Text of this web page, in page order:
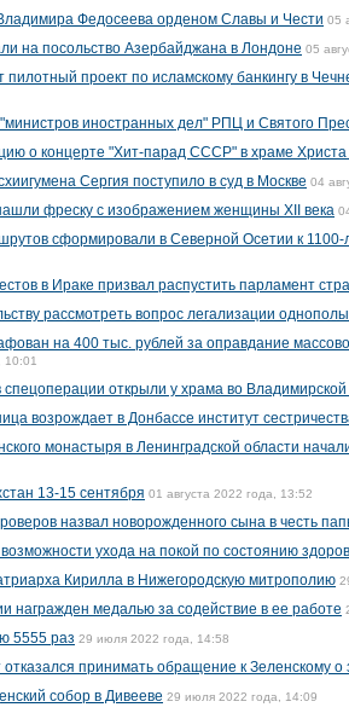
Федосеева орденом Славы и Чести 05
на посольство Азербайджана в Лондоне 05
проект по исламскому банкингу в
иностранных дел" РПЦ и Святого
о концерте "Хит-парад СССР" в храме Христа
Сергия поступило в суд в Москве 04
фреску с изображением женщины XII века
сформировали в Северной Осетии к
в Ираке призвал распустить парламент
рассмотреть вопрос легализации
на 400 тыс. рублей за оправдание
10:01
спецоперации открыли у храма во Владимирской
возрождает в Донбассе институт
монастыря в Ленинградской области
13-15 сентября 01 августа 2022 года, 13:52
назвал новорожденного сына в честь
ухода на покой по состоянию
Кирилла в Нижегородскую митрополию
награжден медалью за содействие в ее работе
5555 раз 29 июля 2022 года, 14:58
отказался принимать обращение к Зеленскому
собор в Дивееве 29 июля 2022 года, 14:09